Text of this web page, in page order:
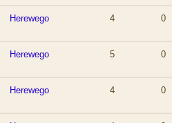
Herewego 4 0
Herewego 5 0
Herewego 4 0